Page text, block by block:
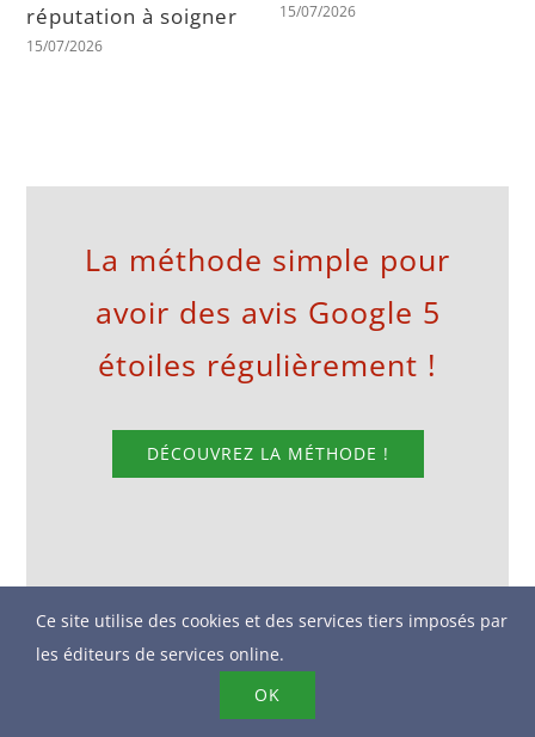
réputation à soigner
15/07/2026
15/07/2026
La méthode simple pour
avoir des avis Google 5
étoiles régulièrement !
DÉCOUVREZ LA MÉTHODE !
Ce site utilise des cookies et des services tiers imposés par
les éditeurs de services online.
OK